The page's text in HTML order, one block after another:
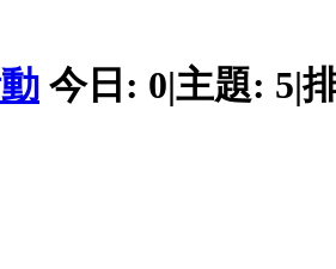
今日: 0|主題: 5|